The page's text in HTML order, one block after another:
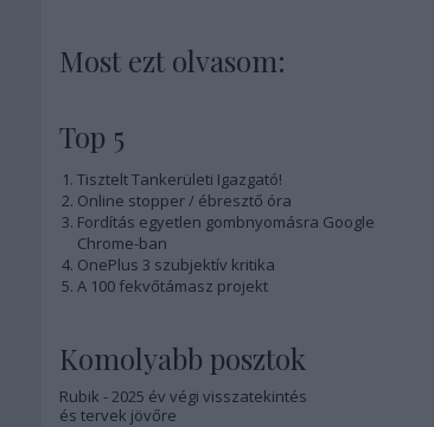
Most ezt olvasom:
Top 5
Tisztelt Tankerületi Igazgató!
Online stopper / ébresztő óra
Fordítás egyetlen gombnyomásra Google
Chrome-ban
OnePlus 3 szubjektív kritika
A 100 fekvőtámasz projekt
Komolyabb posztok
Rubik - 2025 év végi visszatekintés
és tervek jövőre